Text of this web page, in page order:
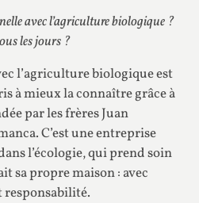
avec l’agriculture biologique ?
les jours ?
l’agriculture biologique est
à mieux la connaître grâce à
par les frères Juan
C’est une entreprise
l’écologie, qui prend soin
sa propre maison : avec
responsabilité.